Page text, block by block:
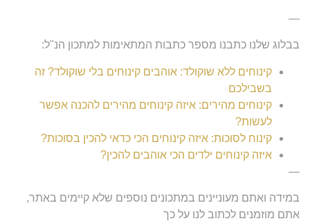
—
בבלוג שלנו כתבנו מספר כתבות המתאימות למתכון הנ"ל:
קינוחים ללא שוקולד: אוהבים קינוחים בלי שוקולד? זה
בשבילכם
קינוחים מהירים: איזה קינוחים מהירים להכנה אפשר
לעשות?
קינוח לסוכות: איזה קינוחים הכי כדאי להכין בסוכות?
איזה קינוחים ילדים הכי אוהבים להכין?
—
במידה ואתם מעוניינים במתכונים נוספים שלא קיימים באתר,
אתם מוזמנים לכתוב לנו על כך